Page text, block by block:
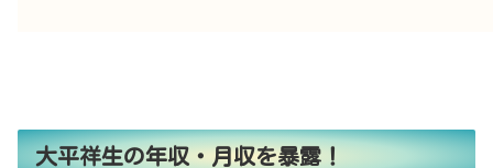
大平祥生の年収・月収を暴露！